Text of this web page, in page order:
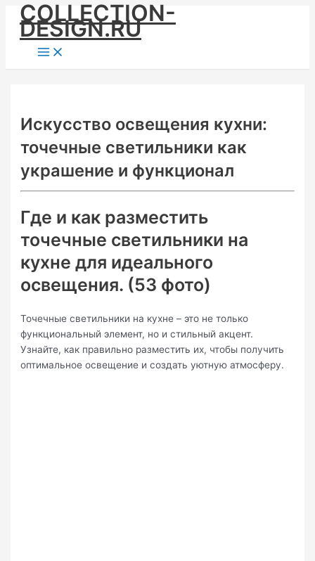
Skip
content
COLLECTION-
DESIGN.RU
Main
Menu
Искусство освещения кухни:
точечные светильники как
украшение и функционал
Где и как разместить
точечные светильники на
кухне для идеального
освещения. (53 фото)
Точечные светильники на кухне – это не только
функциональный элемент, но и стильный акцент.
Узнайте, как правильно разместить их, чтобы получить
оптимальное освещение и создать уютную атмосферу.